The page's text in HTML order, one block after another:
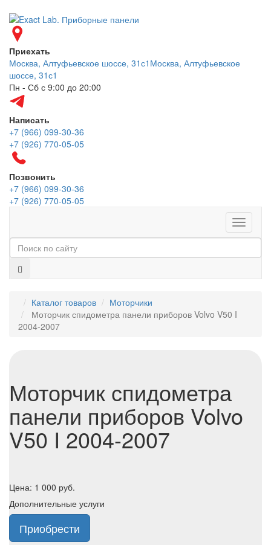
Приехать
Москва, Алтуфьевское шоссе, 31с1 Москва, Алтуфьевское
шоссе, 31с1
Пн - Сб с 9:00 до 20:00
Написать
+7 (966) 099-30-36
+7 (926) 770-05-05
Позвонить
+7 (966) 099-30-36
+7 (926) 770-05-05
Меню
Каталог товаров
Моторчики
Моторчик спидометра панели приборов Volvo V50 I
2004-2007
Моторчик спидометра
панели приборов Volvo
V50 I 2004-2007
Цена: 1 000 руб.
Дополнительные услуги
Приобрести